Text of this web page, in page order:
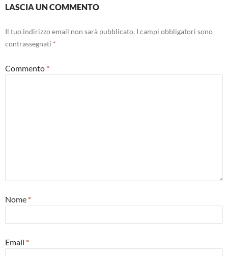
LASCIA UN COMMENTO
Il tuo indirizzo email non sarà pubblicato. I campi obbligatori sono
contrassegnati *
Commento *
Nome *
Email *